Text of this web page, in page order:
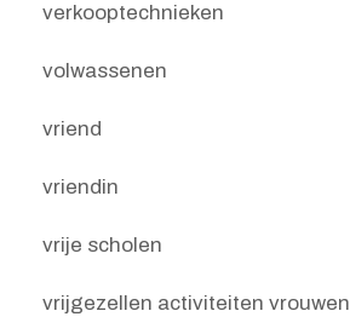
verkooptechnieken
volwassenen
vriend
vriendin
vrije scholen
vrijgezellen activiteiten vrouwen